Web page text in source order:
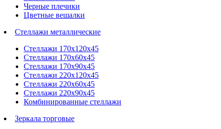
Черные плечики
Цветные вешалки
Стеллажи металлические
Стеллажи 170х120х45
Стеллажи 170х60х45
Стеллажи 170х90х45
Стеллажи 220х120х45
Стеллажи 220х60х45
Стеллажи 220х90х45
Комбинированные стеллажи
Зеркала торговые